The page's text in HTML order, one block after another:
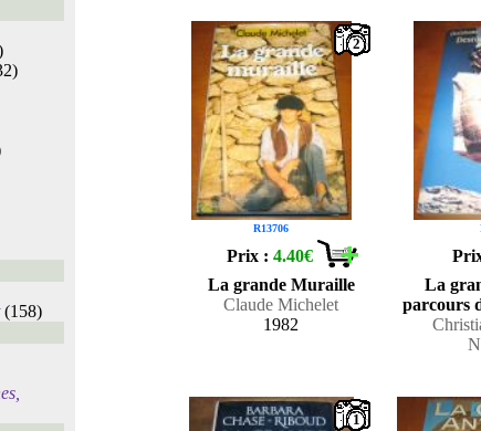
(158)
R13706
2
Prix :4.40€
La grande Muraille
Claude Michelet
1982
La
parcours
1